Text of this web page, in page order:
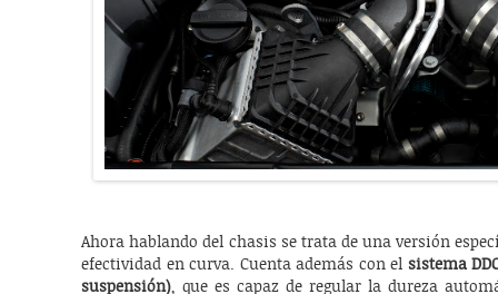
Ahora hablando del chasis se trata de una versión
efectividad en curva. Cuenta además con el sistema
suspensión), que es capaz de regular la dureza